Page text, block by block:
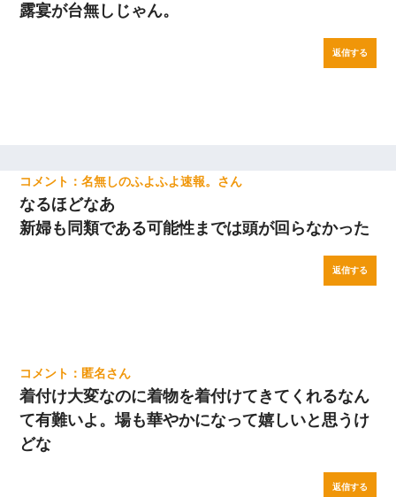
露宴が台無しじゃん。
返信する
名無しのふよふよ速報。
なるほどなあ
新婦も同類である可能性までは頭が回らなかった
返信する
匿名
着付け大変なのに着物を着付けてきてくれるなん
て有難いよ。場も華やかになって嬉しいと思うけ
どな
返信する